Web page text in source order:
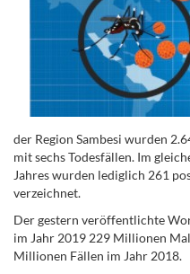
der Region Sambesi wurden
mit sechs Todesfällen. Im
Jahres wurden lediglich 261
verzeichnet.
Der gestern veröffentlichte
im Jahr 2019 229 Millionen
Millionen Fällen im Jahr 2018.